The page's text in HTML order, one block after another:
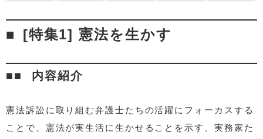
[特集1] 憲法を生かす
内容紹介
憲法訴訟に取り組む弁護士たちの活躍にフォーカスする
ことで、憲法が実生活に生かせることを示す、実務家た